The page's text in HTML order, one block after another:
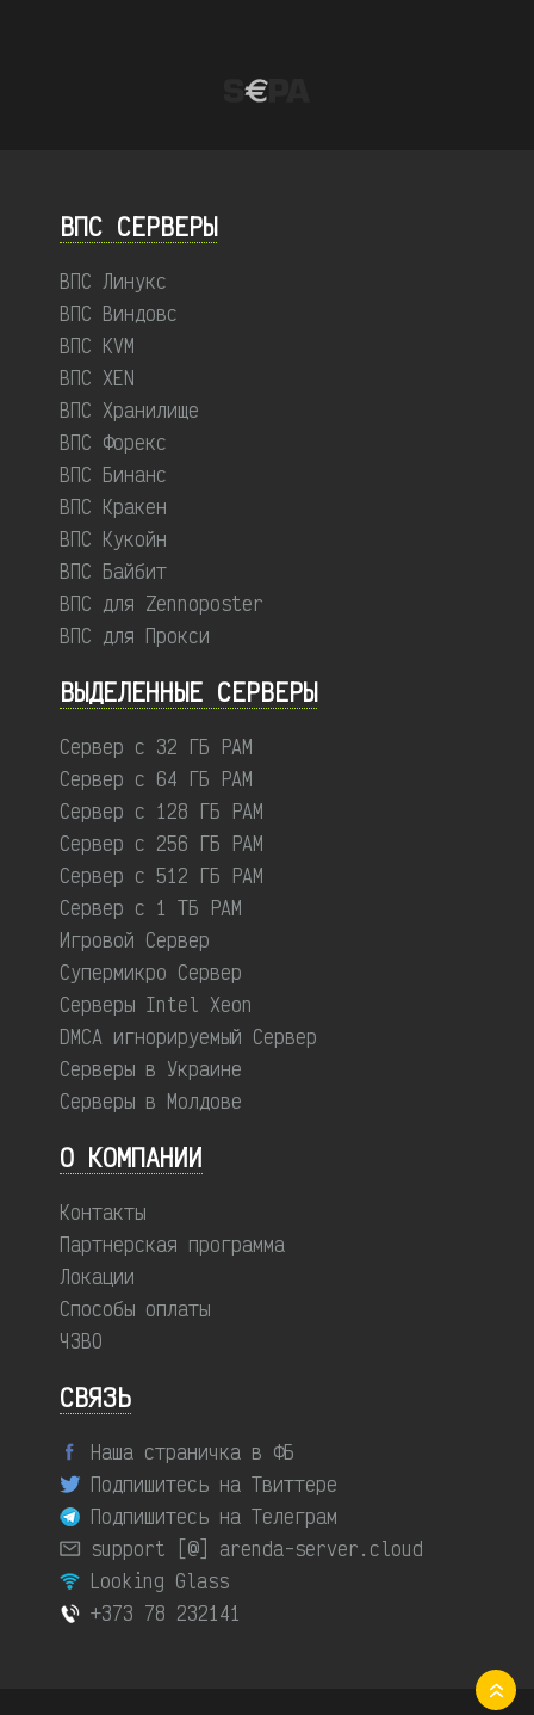
ВПС СЕРВЕРЫ
ВПС Линукс
ВПС Виндовс
ВПС KVM
ВПС XEN
ВПС Хранилище
ВПС Форекс
ВПС Бинанс
ВПС Кракен
ВПС Кукойн
ВПС Байбит
ВПС для Zennoposter
ВПС для Прокси
ВЫДЕЛЕННЫЕ CЕРВЕРЫ
Сервер с 32 ГБ РАМ
Сервер с 64 ГБ РАМ
Сервер с 128 ГБ РАМ
Сервер с 256 ГБ РАМ
Сервер с 512 ГБ РАМ
Сервер с 1 ТБ РАМ
Игровой Сервер
Супермикро Сервер
Серверы Intel Xeon
DMCA игнорируемый Сервер
Серверы в Украине
Серверы в Молдове
О КОМПАНИИ
Контакты
Партнерская программа
Локации
Способы оплаты
ЧЗВО
СВЯЗЬ
Наша страничка в ФБ
Подпишитесь на Твиттере
Подпишитесь на Телеграм
support [@] arenda-server.cloud
Looking Glass
+373 78 232141